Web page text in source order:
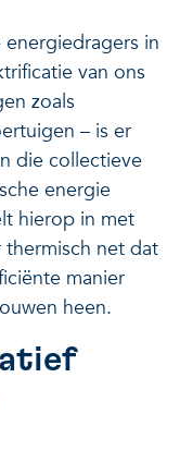
in
van ons
zoals
– is er
die collectieve
energie
hierop in met
net dat
manier
heen.